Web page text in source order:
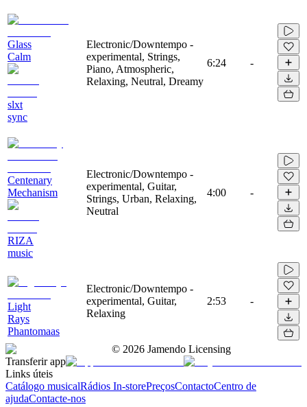
Glass
Calm
slxt
sync
Electronic/Downtempo -
experimental, Strings,
Piano, Atmospheric,
Relaxing, Neutral, Dreamy
6:24 -
Centenary
Mechanism
RIZA
music
Electronic/Downtempo -
experimental, Guitar,
Strings, Urban, Relaxing,
Neutral
4:00 -
Light
Rays
Phantomaas
Electronic/Downtempo -
experimental, Guitar,
Relaxing
2:53 -
© 2026 Jamendo Licensing
Transferir app
Links úteis
Catálogo musicalRádios In-storePreçosContactoCentro de
ajudaContacte-nos